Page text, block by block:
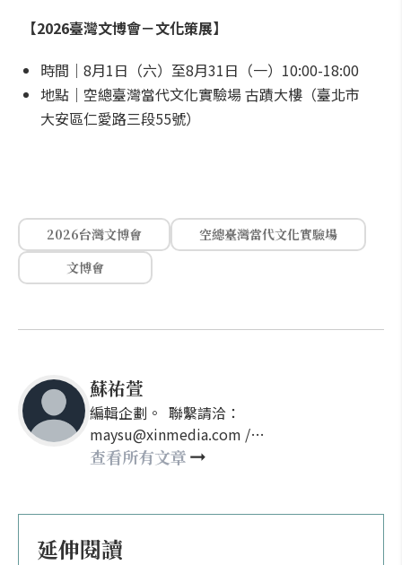
【2026臺灣文博會－文化策展】
時間｜8月1日（六）至8月31日（一）10:00-18:00
地點｜空總臺灣當代文化實驗場 古蹟大樓（臺北市
大安區仁愛路三段55號）
2026台灣文博會
空總臺灣當代文化實驗場
文博會
蘇祐萱
編輯企劃。 聯繫請洽：
maysu@xinmedia.com /
may860527@gmail.com
查看所有文章
延伸閱讀